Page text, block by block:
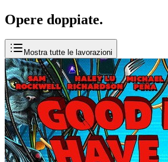
Opere doppiate.
Mostra tutte le lavorazioni